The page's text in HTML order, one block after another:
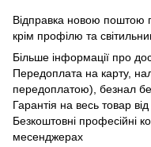
Відправка новою поштою
крім профілю та
Більше інформації про
Передоплата на карту,
передоплатою), безнал
Гарантія на весь товар
Безкоштовні професійні
месенджерах